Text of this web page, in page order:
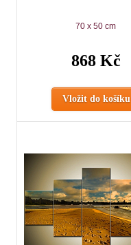
70 x 50 cm
868 Kč
Vložit do košíku